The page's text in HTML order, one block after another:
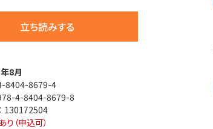
域医療連携 高齢者介護
立ち読みする
8月
8404-8679-4
4-8404-8679-8
130172504
り（申込可）